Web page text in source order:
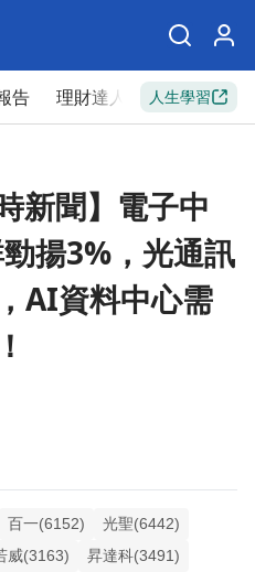
告 理財達人 新手入門
人生學習
新聞】電子中
揚3%，光通訊
AI資料中心需
百一(6152)
光聖(6442)
威(3163)
昇達科(3491)